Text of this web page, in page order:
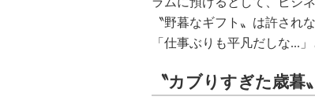
〝野暮なギフト〟は許され
「仕事ぶりも平凡だしな...
〝カブりすぎた歳暮